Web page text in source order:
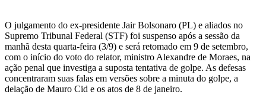
O julgamento do ex-presidente Jair Bolsonaro (PL) e aliados no
Supremo Tribunal Federal (STF) foi suspenso após a sessão da
manhã desta quarta-feira (3/9) e será retomado em 9 de setembro,
com o início do voto do relator, ministro Alexandre de Moraes, na
ação penal que investiga a suposta tentativa de golpe. As defesas
concentraram suas falas em versões sobre a minuta do golpe, a
delação de Mauro Cid e os atos de 8 de janeiro.